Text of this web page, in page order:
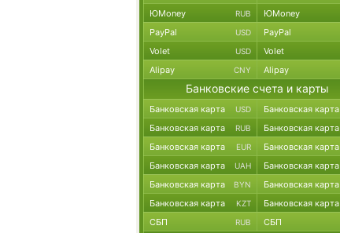
ЮMoney RUB ЮMoney
PayPal USD PayPal
Volet USD Volet
Alipay CNY Alipay
Банковские счета и карты
Банковская карта USD Банковская карта
Банковская карта RUB Банковская карта
Банковская карта EUR Банковская карта
Банковская карта UAH Банковская карта
Банковская карта BYN Банковская карта
Банковская карта KZT Банковская карта
СБП RUB СБП